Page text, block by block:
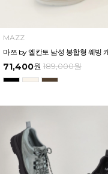
MAZZ
71,400원 189,000원